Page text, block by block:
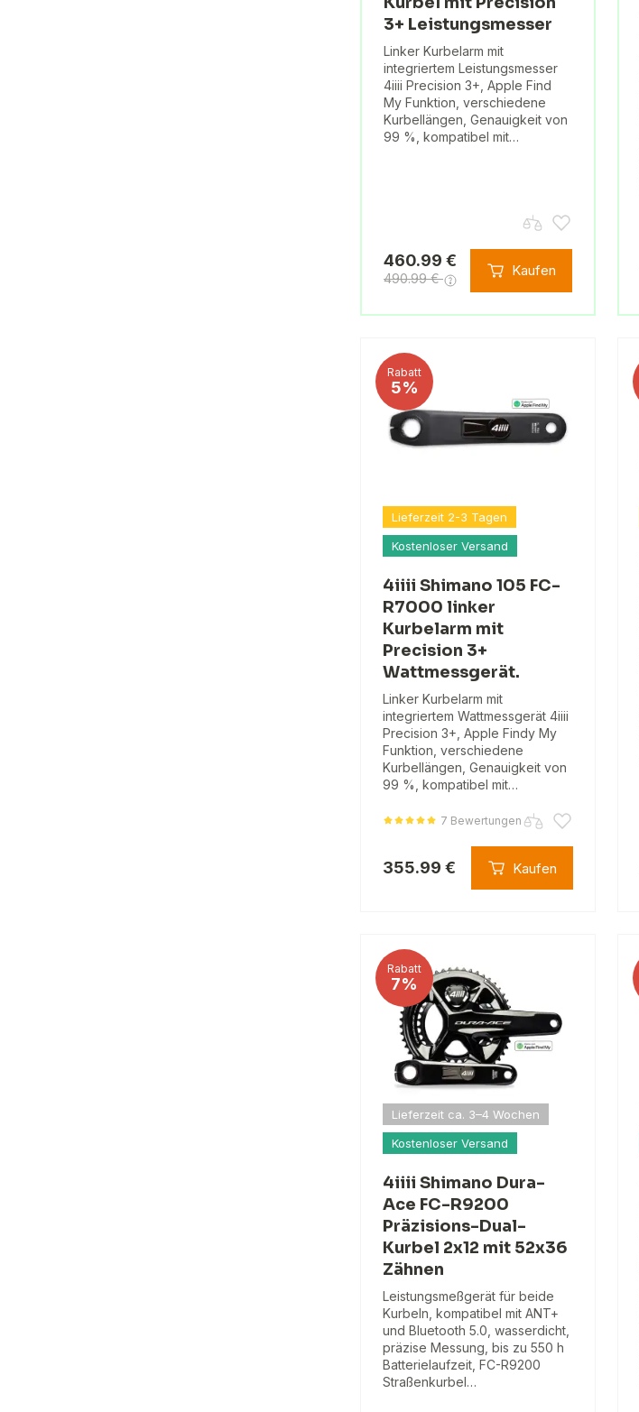
3+ Leistungsmesser
Linker Kurbelarm mit
integriertem Leistungsmesser
4iiii Precision 3+, Apple Find
My Funktion, verschiedene
Kurbellängen, Genauigkeit von
99 %, kompatibel mit…
460.99 €
490.99 € Kaufen
Rabatt
5%
Lieferzeit 2-3 Tagen
Kostenloser Versand
4iiii Shimano 105 FC-
R7000 linker
Kurbelarm mit
Precision 3+
Wattmessgerät.
Linker Kurbelarm mit
integriertem Wattmessgerät 4iiii
Precision 3+, Apple Findy My
Funktion, verschiedene
Kurbellängen, Genauigkeit von
99 %, kompatibel mit…
7 Bewertungen
355.99 € Kaufen
Rabatt
7%
Lieferzeit ca. 3–4 Wochen
Kostenloser Versand
4iiii Shimano Dura-
Ace FC-R9200
Präzisions-Dual-
Kurbel 2x12 mit 52x36
Zähnen
Leistungsmeßgerät für beide
Kurbeln, kompatibel mit ANT+
und Bluetooth 5.0, wasserdicht,
präzise Messung, bis zu 550 h
Batterielaufzeit, FC-R9200
Straßenkurbel…